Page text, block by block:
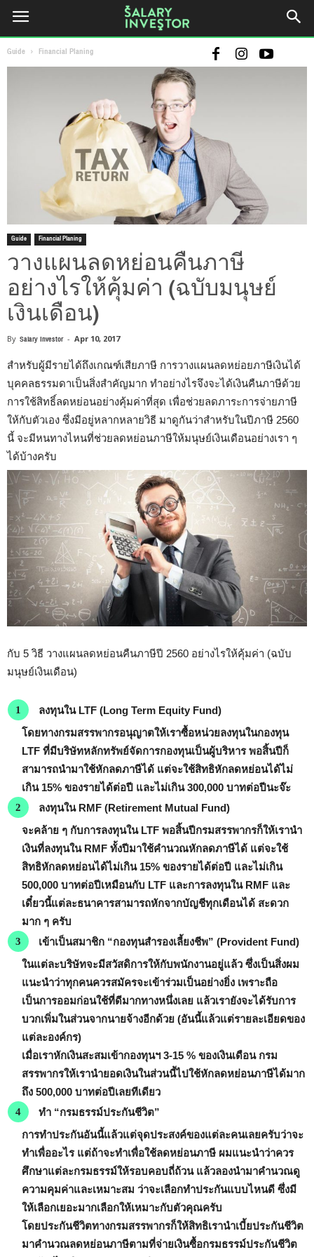
Guide Financial Planing
Guide Financial Planing
วางแผนลดหย่อนคืนภาษี
อย่างไรให้คุ้มค่า (ฉบับมนุษย์
เงินเดือน)
By Salary Investor - Apr 10, 2017
สำหรับผู้มีรายได้ถึงเกณฑ์เสียภาษี การวางแผนลดหย่อยภาษีเงินได้
บุคคลธรรมดาเป็นสิ่งสำคัญมาก ทำอย่างไรจึงจะได้เงินคืนภาษีด้วย
การใช้สิทธิ์ลดหย่อนอย่างคุ้มค่าที่สุด เพื่อช่วยลดภาระการจ่ายภาษี
ให้กับตัวเอง ซึ่งมีอยู่หลากหลายวิธี มาดูกันว่าสำหรับในปีภาษี 2560
นี้ จะมีหนทางไหนที่ช่วยลดหย่อนภาษีให้มนุษย์เงินเดือนอย่างเรา ๆ
ได้บ้างครับ
กับ 5 วิธี วางแผนลดหย่อนคืนภาษีปี 2560 อย่างไรให้คุ้มค่า (ฉบับ
มนุษย์เงินเดือน)
ลงทุนใน LTF (Long Term Equity Fund)
โดยทางกรมสรรพากรอนุญาตให้เราซื้อหน่วยลงทุนในกองทุน
LTF ที่มีบริษัทหลักทรัพย์จัดการกองทุนเป็นผู้บริหาร พอสิ้นปีก็
สามารถนำมาใช้หักลดภาษีได้ แต่จะใช้สิทธิหักลดหย่อนได้ไม่
เกิน 15% ของรายได้ต่อปี และไม่เกิน 300,000 บาทต่อปีนะจ๊ะ
ลงทุนใน RMF (Retirement Mutual Fund)
จะคล้าย ๆ กับการลงทุนใน LTF พอสิ้นปีกรมสรรพากรก็ให้เรานำ
เงินที่ลงทุนใน RMF ทั้งปีมาใช้คำนวณหักลดภาษีได้ แต่จะใช้
สิทธิหักลดหย่อนได้ไม่เกิน 15% ของรายได้ต่อปี และไม่เกิน
500,000 บาทต่อปีเหมือนกับ LTF และการลงทุนใน RMF และ
เดี๋ยวนี้แต่ละธนาคารสามารถหักจากบัญชีทุกเดือนได้ สะดวก
มาก ๆ ครับ
เข้าเป็นสมาชิก “กองทุนสำรองเลี้ยงชีพ” (Provident Fund)
ในแต่ละบริษัทจะมีสวัสดิการให้กับพนักงานอยู่แล้ว ซึ่งเป็นสิ่งผม
แนะนำว่าทุกคนควรสมัครจะเข้าร่วมเป็นอย่างยิ่ง เพราะถือ
เป็นการออมก่อนใช้ที่ดีมากทางหนึ่งเลย แล้วเรายังจะได้รับการ
บวกเพิ่มในส่วนจากนายจ้างอีกด้วย (อันนี้แล้วแต่รายละเอียดของ
แต่ละองค์กร)
เมื่อเราหักเงินสะสมเข้ากองทุนฯ 3-15 % ของเงินเดือน กรม
สรรพากรให้เรานำยอดเงินในส่วนนี้ไปใช้หักลดหย่อนภาษีได้มาก
ถึง 500,000 บาทต่อปีเลยทีเดียว
ทำ “กรมธรรม์ประกันชีวิต”
การทำประกันอันนี้แล้วแต่จุดประสงค์ของแต่ละคนเลยครับว่าจะ
ทำเพื่ออะไร แต่ถ้าจะทำเพื่อใช้ลดหย่อนภาษี ผมแนะนำว่าควร
ศึกษาแต่ละกรมธรรม์ให้รอบคอบถี่ถ้วน แล้วลองนำมาคำนวณดู
ความคุมค่าและเหมาะสม ว่าจะเลือกทำประกันแบบไหนดี ซึ่งมี
ให้เลือกเยอะมากเลือกให้เหมาะกับตัวคุณครับ
โดยประกันชีวิตทางกรมสรรพากรก็ให้สิทธิเรานำเบี้ยประกันชีวิต
มาคำนวณลดหย่อนภาษีตามที่จ่ายเงินซื้อกรมธรรม์ประกันชีวิต